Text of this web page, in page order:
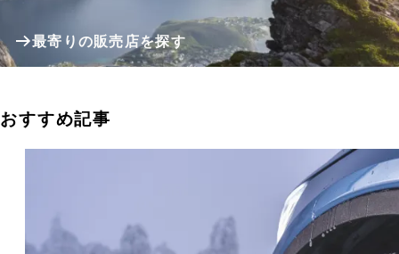
最寄りの販売店を探す
おすすめ記事